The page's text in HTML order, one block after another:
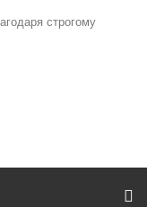
строгому